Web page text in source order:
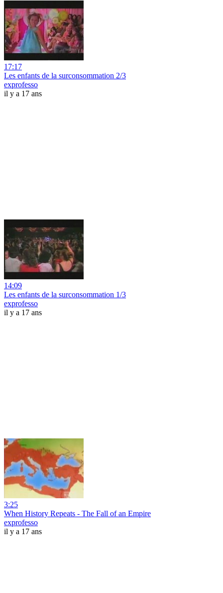
17:17
Les enfants de la surconsommation 2/3
exprofesso
il y a 17 ans
14:09
Les enfants de la surconsommation 1/3
exprofesso
il y a 17 ans
3:25
When History Repeats - The Fall of an Empire
exprofesso
il y a 17 ans